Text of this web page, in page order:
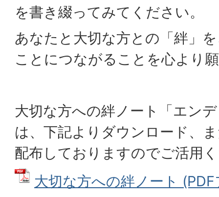
を書き綴ってみてください。
あなたと大切な方との「絆」
ことにつながることを心より
大切な方への絆ノート「エン
は、下記よりダウンロード、
配布しておりますのでご活用
大切な方への絆ノート